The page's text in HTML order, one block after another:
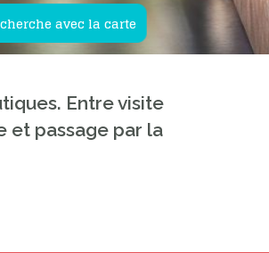
avec la carte
Entre visite
et passage par la